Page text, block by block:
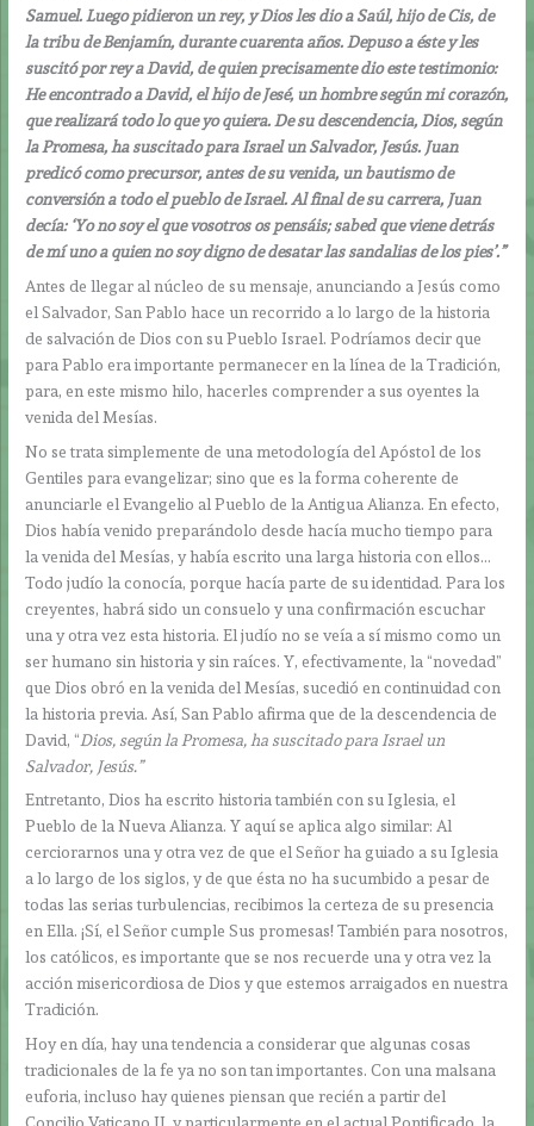
Samuel. Luego pidieron un rey, y Dios les dio a Saúl, hijo de Cis, de
la tribu de Benjamín, durante cuarenta años. Depuso a éste y les
suscitó por rey a David, de quien precisamente dio este testimonio:
He encontrado a David, el hijo de Jesé, un hombre según mi corazón,
que realizará todo lo que yo quiera. De su descendencia, Dios, según
la Promesa, ha suscitado para Israel un Salvador, Jesús. Juan
predicó como precursor, antes de su venida, un bautismo de
conversión a todo el pueblo de Israel. Al final de su carrera, Juan
decía: ‘Yo no soy el que vosotros os pensáis; sabed que viene detrás
de mí uno a quien no soy digno de desatar las sandalias de los pies’.”
Antes de llegar al núcleo de su mensaje, anunciando a Jesús como
el Salvador, San Pablo hace un recorrido a lo largo de la historia
de salvación de Dios con su Pueblo Israel. Podríamos decir que
para Pablo era importante permanecer en la línea de la Tradición,
para, en este mismo hilo, hacerles comprender a sus oyentes la
venida del Mesías.
No se trata simplemente de una metodología del Apóstol de los
Gentiles para evangelizar; sino que es la forma coherente de
anunciarle el Evangelio al Pueblo de la Antigua Alianza. En efecto,
Dios había venido preparándolo desde hacía mucho tiempo para
la venida del Mesías, y había escrito una larga historia con ellos…
Todo judío la conocía, porque hacía parte de su identidad. Para los
creyentes, habrá sido un consuelo y una confirmación escuchar
una y otra vez esta historia. El judío no se veía a sí mismo como un
ser humano sin historia y sin raíces. Y, efectivamente, la “novedad”
que Dios obró en la venida del Mesías, sucedió en continuidad con
la historia previa. Así, San Pablo afirma que de la descendencia de
David, “Dios, según la Promesa, ha suscitado para Israel un
Salvador, Jesús.”
Entretanto, Dios ha escrito historia también con su Iglesia, el
Pueblo de la Nueva Alianza. Y aquí se aplica algo similar: Al
cerciorarnos una y otra vez de que el Señor ha guiado a su Iglesia
a lo largo de los siglos, y de que ésta no ha sucumbido a pesar de
todas las serias turbulencias, recibimos la certeza de su presencia
en Ella. ¡Sí, el Señor cumple Sus promesas! También para nosotros,
los católicos, es importante que se nos recuerde una y otra vez la
acción misericordiosa de Dios y que estemos arraigados en nuestra
Tradición.
Hoy en día, hay una tendencia a considerar que algunas cosas
tradicionales de la fe ya no son tan importantes. Con una malsana
euforia, incluso hay quienes piensan que recién a partir del